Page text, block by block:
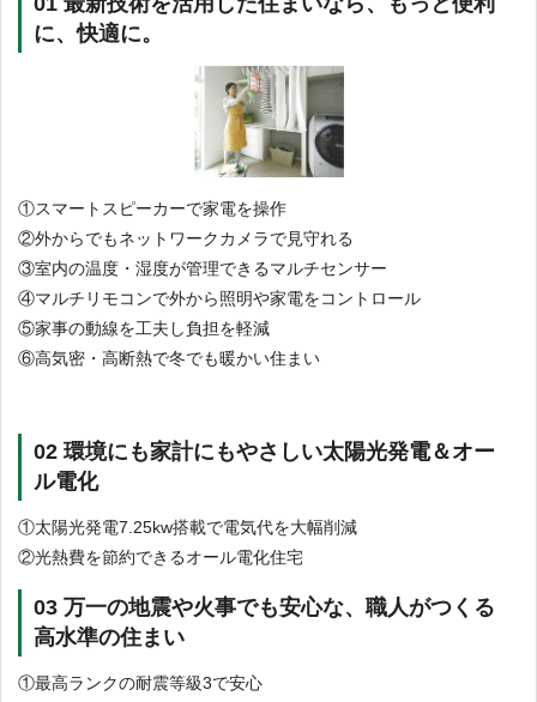
に、快適に。
①スマートスピーカーで家電を操作
②外からでもネットワークカメラで見守れる
③室内の温度・湿度が管理できるマルチセンサー
④マルチリモコンで外から照明や家電をコントロール
⑤家事の動線を工夫し負担を軽減
⑥高気密・高断熱で冬でも暖かい住まい
02 環境にも家計にもやさしい太陽光発電＆オー
ル電化
①太陽光発電7.25kw搭載で電気代を大幅削減
②光熱費を節約できるオール電化住宅
03 万一の地震や火事でも安心な、職人がつくる
高水準の住まい
①最高ランクの耐震等級3で安心